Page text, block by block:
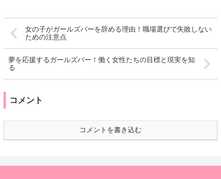
女の子がガールズバーを辞める理由！職場選びで失敗しない
ための注意点
夢を応援するガールズバー！働く女性たちの目標と現実を知
る
コメント
コメントを書き込む